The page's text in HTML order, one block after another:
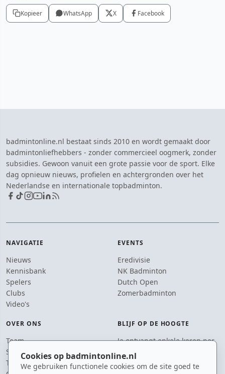
Cookies op badmintonline.nl
We gebruiken functionele cookies om de site goed te
Kopieer WhatsApp X Facebook
badmintonline.nl bestaat sinds 2010 en wordt gemaakt door
badmintonliefhebbers - zonder commercieel oogmerk, zonder
subsidies. Gewoon vanuit een grote passie voor de sport. Elke
dag opnieuw nieuws, profielen en achtergronden over het
Nederlandse en internationale topbadminton.
NAVIGATIE
Nieuws
Kennisbank
Spelers
Clubs
Video's
EVENTS
Eredivisie
NK Badminton
Dutch Open
Zomerbadminton
OVER ONS
Team
Supporters
Tip de redactie
BLIJF OP DE HOOGTE
Je ontvangt enkele keren per
jaar een e-mail met het
laatste badmintonnieuws.